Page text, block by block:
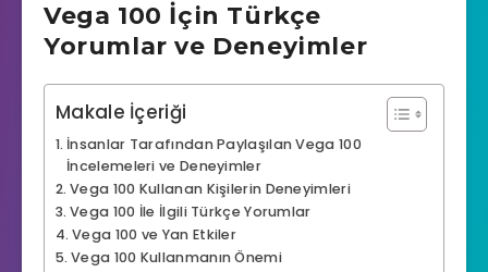
Vega 100 İçin Türkçe
Yorumlar ve Deneyimler
Makale İçeriği
İnsanlar Tarafından Paylaşılan Vega 100
İncelemeleri ve Deneyimler
Vega 100 Kullanan Kişilerin Deneyimleri
Vega 100 İle İlgili Türkçe Yorumlar
Vega 100 ve Yan Etkiler
Vega 100 Kullanmanın Önemi